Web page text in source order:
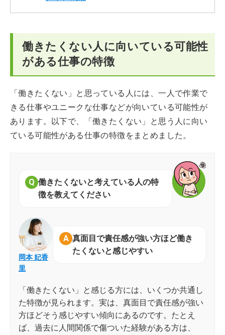
働きたくない人に向いている可能性
がある仕事の特徴
「働きたくない」と思っている人には、一人で作業で
きる仕事やユニークな仕事などが向いている可能性が
あります。以下で、「働きたくない」と思う人に向い
ている可能性がある仕事の特徴をまとめました。
働きたくないと考えている人の特
徴を教えてください
岡本 妃香
里
真面目で責任感が強い方ほど働き
たくないと感じやすい
「働きたくない」と感じる方には、いくつか共通し
た特徴が見られます。実は、真面目で責任感が強い
方ほどそう感じやすい傾向にあるのです。たとえ
ば、過去に人間関係で傷ついた経験がある方は、